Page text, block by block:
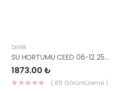
DIĞER
SU HORTUMU CEED 06-12 25450-1H100-HMC
1873.00 ₺
( 85 Görüntüleme )